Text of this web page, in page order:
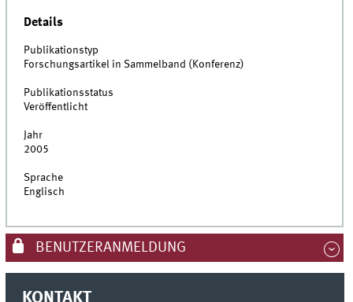
Details
Publikationstyp
Forschungsartikel in Sammelband (Konferenz)
Publikationsstatus
Veröffentlicht
Jahr
2005
Sprache
Englisch
BENUTZERANMELDUNG
KONTAKT